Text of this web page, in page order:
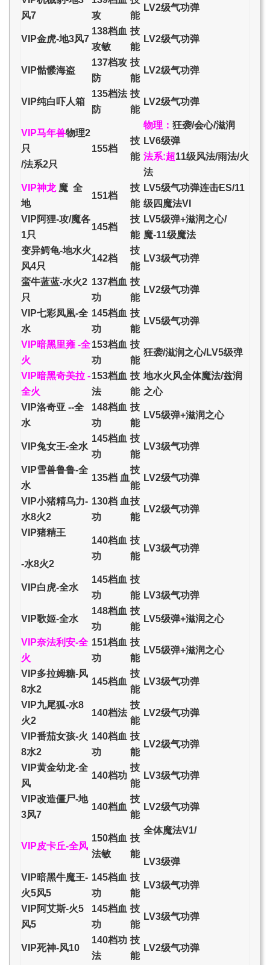
风7
攻
能
LV2级气功弹
VIP金虎-地3风7
138档血
攻敏
技
能
LV2级气功弹
VIP骷髅海盗
137档攻
防
技
能
LV2级气功弹
VIP纯白吓人箱
135档法
防
技
能
LV2级气功弹
VIP马年兽物理2
只
/法系2只
155档
技
能
物理： 狂袭/会心/滋润
LV6级弹
法系:超11级风法/雨法/火
法
VIP神龙 魔 全
地
151档
技
能
LV5级气功弹连击ES/11
级四魔法VI
VIP阿狸-攻/魔各
1只
145档
技
能
LV5级弹+滋润之心/
魔-11级魔法
变异鳄龟-地水火
风4只
142档
技
能
LV3级气功弹
蛮牛蓝蓝-水火2
只
137档血
功
技
能
LV2级气功弹
VIP七彩凤凰-全
水
145档血
功
技
能
LV5级气功弹
VIP暗黑里雍 -全
火
153档血
功
技
能
狂袭/滋润之心/LV5级弹
VIP暗黑奇美拉 -
全火
153档血
法
技
能
地水火风全体魔法/兹润
之心
VIP洛奇亚 --全
水
148档血
功
技
能
LV5级弹+滋润之心
VIP兔女王-全水
145档血
功
技
能
LV3级气功弹
VIP雪兽鲁鲁-全
水
135档 血
技
能
LV2级气功弹
VIP小猪精乌力-
水8火2
130档 血
功
技
能
LV2级气功弹
VIP猪精王
-水8火2
140档血
功
技
能
LV3级气功弹
VIP白虎-全水
145档血
功
技
能 LV3级气功弹
VIP歌姬-全水
148档血
功
技
能
LV5级弹+滋润之心
VIP奈法利安-全
火
151档血
功
技
能
LV5级弹+滋润之心
VIP多拉姆糖-风
8水2
145档血
技
能
LV3级气功弹
VIP九尾狐-水8
火2
140档法
技
能
LV2级气功弹
VIP番茄女孩-火
8水2
140档血
功
技
能
LV2级气功弹
VIP黄金幼龙-全
风
140档功
技
能
LV3级气功弹
VIP改造僵尸-地
3风7
140档血
技
能
LV2级气功弹
VIP皮卡丘-全风
150档血
法敏
技
能
全体魔法V1/
LV3级弹
VIP暗黑牛魔王-
火5风5
145档血
功
技
能
LV3级气功弹
VIP阿艾斯-火5
风5
145档血
功
技
能
LV3级气功弹
VIP死神-风10
140档功
法
技
能
LV2级气功弹